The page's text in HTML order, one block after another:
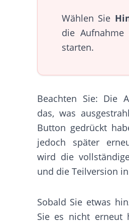
Wählen Sie
die
starten.
Beachten Sie: Die
das, was
Button gedrückt
jedoch später
wird die
und die Teilversion
Sobald Sie etwas
Sie es nicht erneut